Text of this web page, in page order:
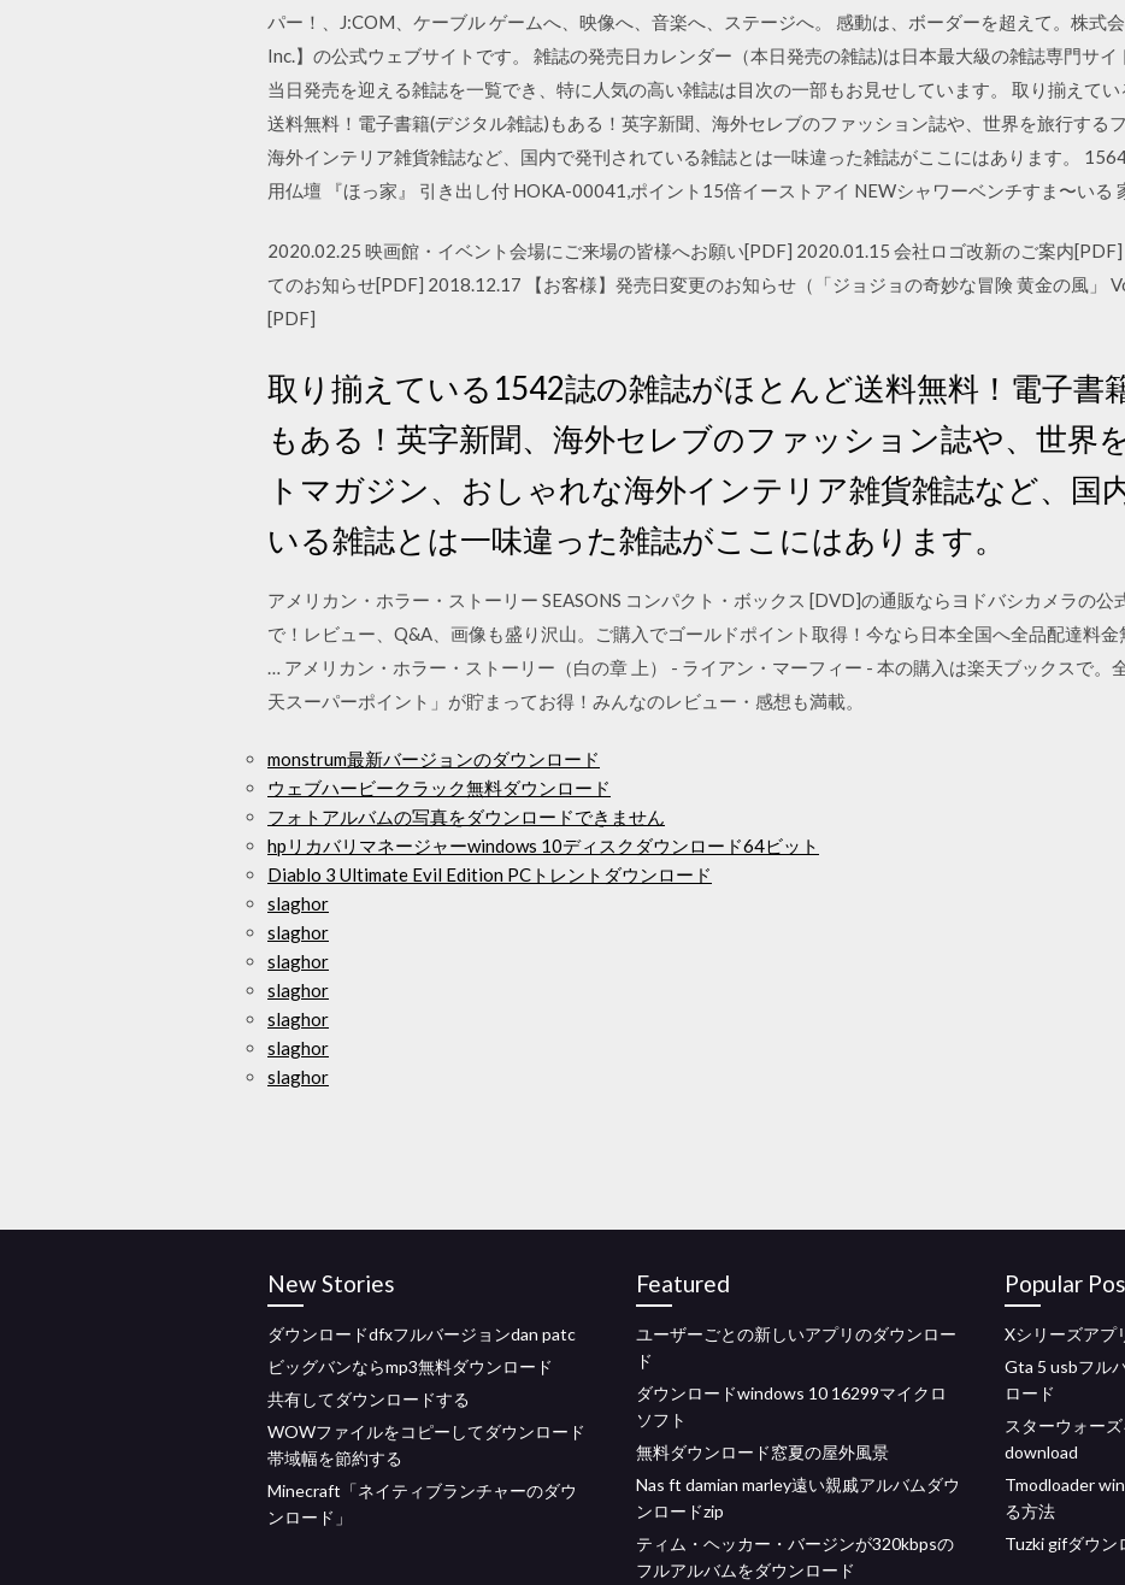
パー！、J:COM、ケーブル ゲームへ、映像へ、音楽へ、ステージへ。 感動は、ボーダーを超えて。株式
Inc.】の公式ウェブサイトです。 雑誌の発売日カレンダー（本日発売の雑誌)は日本最大級の雑誌専門サイ
当日発売を迎える雑誌を一覧でき、特に人気の高い雑誌は目次の一部もお見せしています。 取り揃えて
送料無料！電子書籍(デジタル雑誌)もある！英字新聞、海外セレブのファッション誌や、世界を旅行する
海外インテリア雑貨雑誌など、国内で発刊されている雑誌とは一味違った雑誌がここにはあります。
用仏壇 『ほっ家』 引き出し付 HOKA-00041,ポイント15倍イーストアイ NEWシャワーベンチすま〜いる
2020.02.25 映画館・イベント会場にご来場の皆様へお願い[PDF] 2020.01.15 会社ロゴ改新のご案内
てのお知らせ[PDF] 2018.12.17 【お客様】発売日変更のお知らせ（「ジョジョの奇妙な冒険 黄金の風」
[PDF]
取り揃えている1542誌の雑誌がほとんど送料無料！電子書
もある！英字新聞、海外セレブのファッション誌や、世界
トマガジン、おしゃれな海外インテリア雑貨雑誌など、国
いる雑誌とは一味違った雑誌がここにはあります。
アメリカン・ホラー・ストーリー SEASONS コンパクト・ボックス [DVD]の通販ならヨドバシカメラの公
で！レビュー、Q&A、画像も盛り沢山。ご購入でゴールドポイント取得！今なら日本全国へ全品配達料
… アメリカン・ホラー・ストーリー（白の章 上） - ライアン・マーフィー - 本の購入は楽天ブックスで。
天スーパーポイント」が貯まってお得！みんなのレビュー・感想も満載。
monstrum最新バージョンのダウンロード
ウェブハービークラック無料ダウンロード
フォトアルバムの写真をダウンロードできません
hpリカバリマネージャーwindows 10ディスクダウンロード64ビット
Diablo 3 Ultimate Evil Edition PCトレントダウンロード
slaghor
slaghor
slaghor
slaghor
slaghor
slaghor
slaghor
New Stories
ダウンロードdfxフルバージョンdan patc
ビッグバンならmp3無料ダウンロード
共有してダウンロードする
WOWファイルをコピーしてダウンロード
帯域幅を節約する
Minecraft「ネイティブランチャーのダウ
ンロード」
Featured
ユーザーごとの新しいアプリのダウンロー
ド
ダウンロードwindows 10 16299マイクロ
ソフト
無料ダウンロード窓夏の屋外風景
Nas ft damian marley遠い親戚アルバムダウ
ンロードzip
ティム・ヘッカー・バージンが320kbpsの
フルアルバムをダウンロード
Popular
Xシリーズアプ
Gta 5 usbフル
ロード
スターウォー
download
Tmodloader
る方法
Tuzki gifダウン